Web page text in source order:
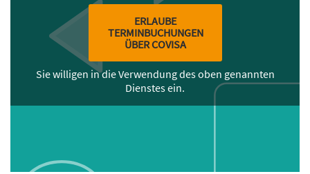
ERLAUBE
TERMINBUCHUNGEN
ÜBER COVISA
Sie willigen in die Verwendung des oben genannten
Dienstes ein.